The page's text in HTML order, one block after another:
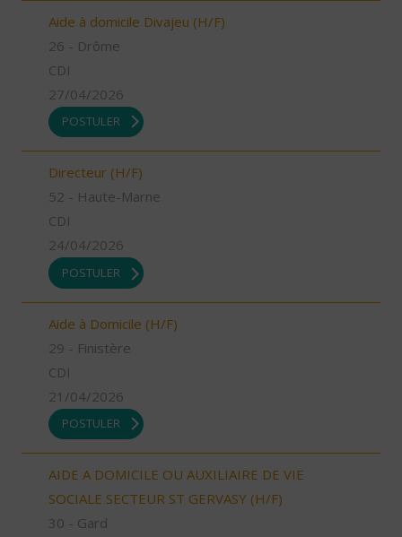
Aide à domicile Divajeu (H/F)
26 - Drôme
CDI
27/04/2026
POSTULER
Directeur (H/F)
52 - Haute-Marne
CDI
24/04/2026
POSTULER
Aide à Domicile (H/F)
29 - Finistère
CDI
21/04/2026
POSTULER
AIDE A DOMICILE OU AUXILIAIRE DE VIE
SOCIALE SECTEUR ST GERVASY (H/F)
30 - Gard